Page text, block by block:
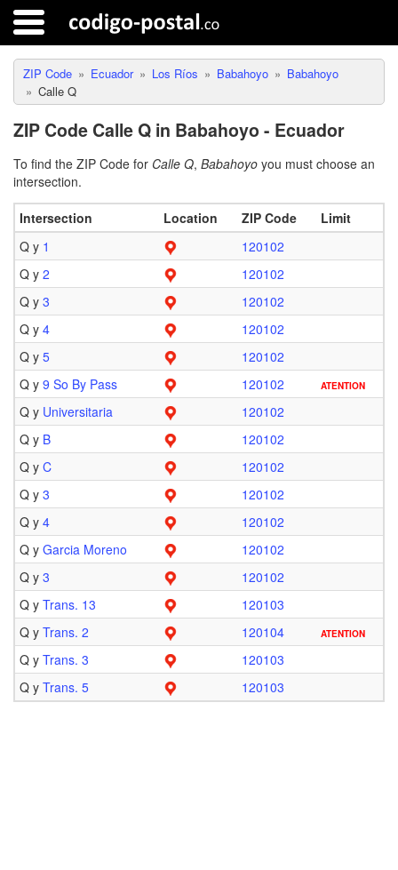
ZIP Code Ecuador Los Ríos Babahoyo
Babahoyo
Calle Q
ZIP Code Calle Q in Babahoyo - Ecuador
To find the ZIP Code for Calle Q, Babahoyo you must choose an
intersection.
Intersection Location ZIP Code
Limit
Q y 1
120102
Q y 2
120102
Q y 3
120102
Q y 4
120102
Q y 5
120102
Q y 9 So By Pass 120102 ATENTION
Q y Universitaria
120102
Q y B
120102
Q y C
120102
Q y 3
120102
Q y 4
120102
Q y Garcia Moreno
120102
Q y 3
120102
Q y Trans. 13
120103
Q y Trans. 2 120104 ATENTION
Q y Trans. 3
120103
Q y Trans. 5 120103